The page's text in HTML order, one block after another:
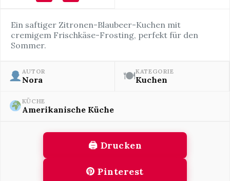
Ein saftiger Zitronen-Blaubeer-Kuchen mit
cremigem Frischkäse-Frosting, perfekt für den
Sommer.
AUTOR
Nora 🍽KATEGORIE
Kuchen
KÜCHE
Amerikanische Küche
🖨 Drucken
Pinterest